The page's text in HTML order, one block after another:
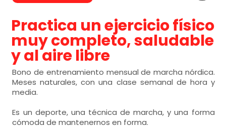
Practica un ejercicio físico
muy completo, saludable
y al aire libre
Bono de entrenamiento mensual de marcha nórdica.
Meses naturales, con una clase semanal de hora y
media.
Es un deporte, una técnica de marcha, y una forma
cómoda de mantenernos en forma.